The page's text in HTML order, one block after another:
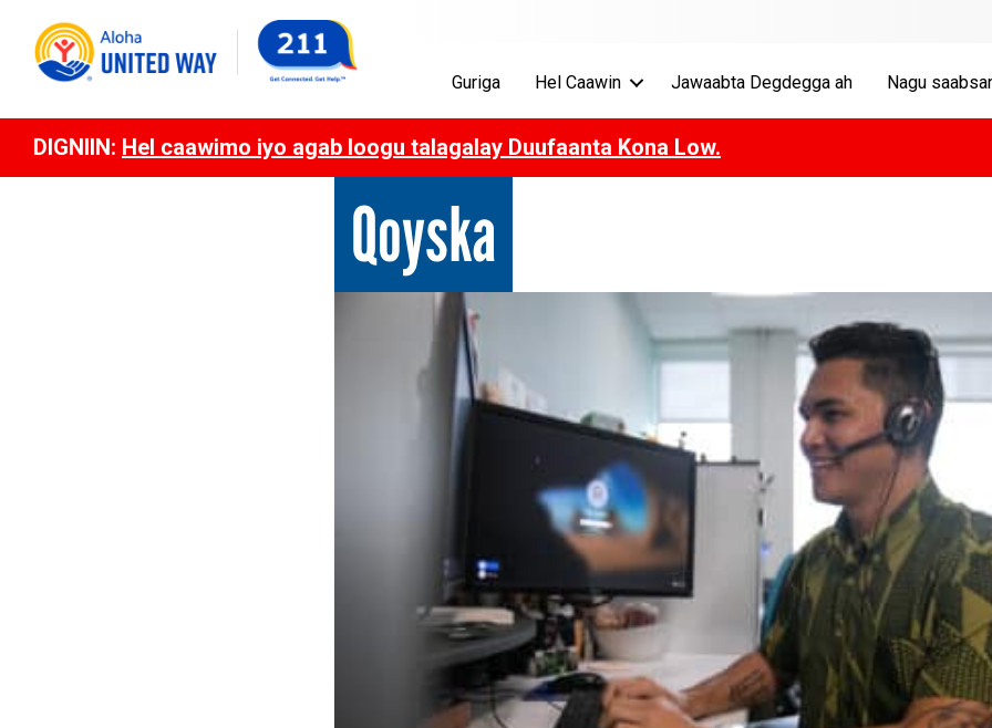
Guriga Hel Caawin Jawaabta Degdegga ah Nagu
DIGNIIN: Hel caawimo iyo agab loogu talagalay Duufaanta Kona Low.
Qoyska